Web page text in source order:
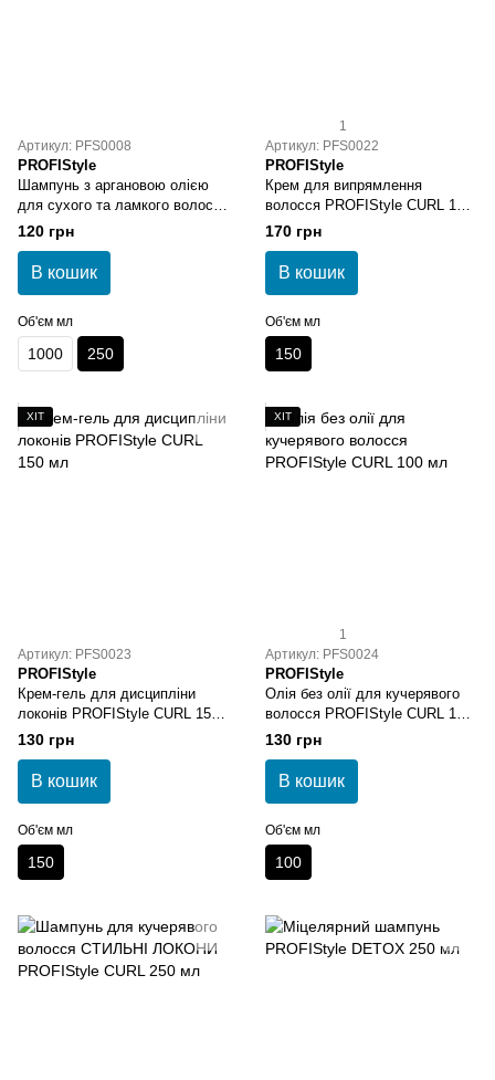
Артикул: PFS0008
PROFIStyle
Шампунь з аргановою олією
для сухого та ламкого волосся
PROFIStyle ARGAN 250 мл
120 грн
В кошик
Об'єм мл
1000 250
1
Артикул: PFS0022
PROFIStyle
Крем для випрямлення
волосся PROFIStyle CURL 150
мл
170 грн
В кошик
Об'єм мл
150
ХІТ
Артикул: PFS0023
PROFIStyle
Крем-гель для дисципліни
локонів PROFIStyle CURL 150
мл
130 грн
В кошик
Об'єм мл
150
ХІТ
1
Артикул: PFS0024
PROFIStyle
Олія без олії для кучерявого
волосся PROFIStyle CURL 100
мл
130 грн
В кошик
Об'єм мл
100